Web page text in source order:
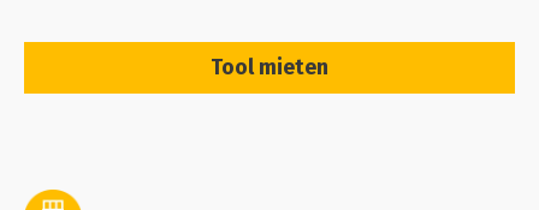
Tool mieten